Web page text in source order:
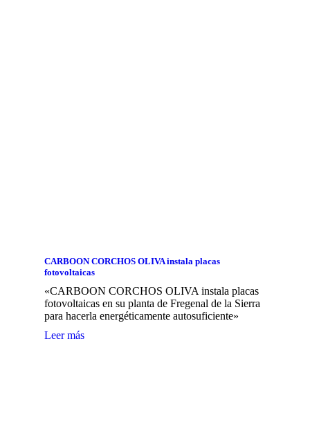
CARBOON CORCHOS OLIVA instala placas
fotovoltaicas
«CARBOON CORCHOS OLIVA instala placas
fotovoltaicas en su planta de Fregenal de la Sierra
para hacerla energéticamente autosuficiente»
Leer más